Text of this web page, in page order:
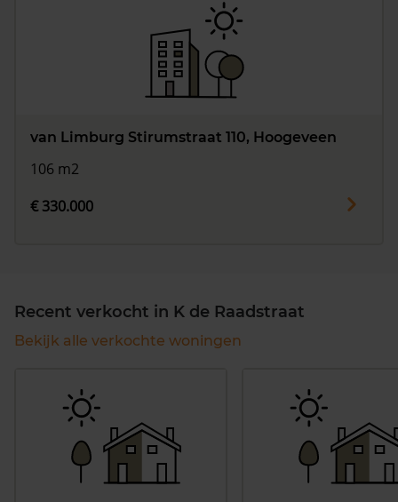
van Limburg Stirumstraat 110, Hoogeveen
106 m2
€ 330.000
Recent verkocht in K de Raadstraat
Bekijk alle verkochte woningen